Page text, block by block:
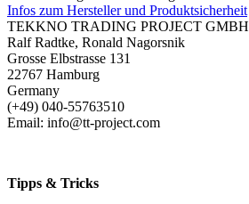
Infos zum Hersteller und Produktsicherheit
TEKKNO TRADING PROJECT GMBH
Ralf Radtke, Ronald Nagorsnik
Grosse Elbstrasse 131
22767 Hamburg
Germany
(+49) 040-55763510
Email: info@tt-project.com
Tipps & Tricks